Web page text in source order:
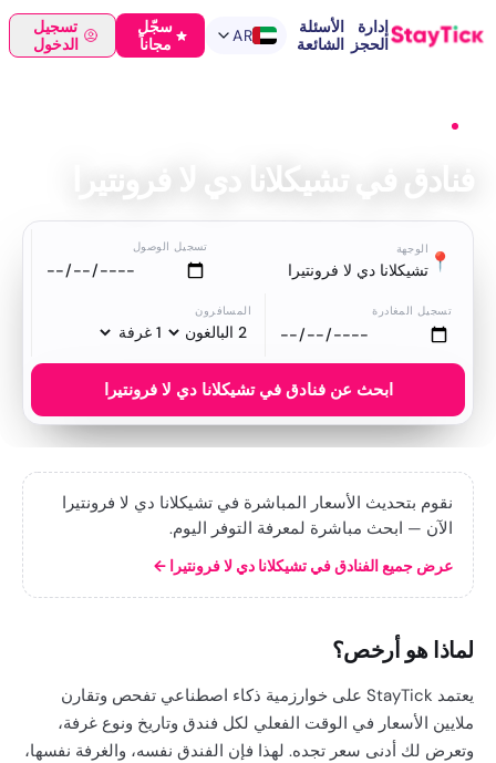
إدارة
الحجز
الأسئلة
الشائعة
AR
سجّل
مجاناً
تسجيل
الدخول
فنادق في تشيكلانا دي لا فرونتيرا
📍 الوجهة
تشيكلانا دي لا فرونتيرا
تسجيل الوصول
تسجيل المغادرة المسافرون
ابحث عن فنادق في تشيكلانا دي لا فرونتيرا
نقوم بتحديث الأسعار المباشرة في تشيكلانا دي لا فرونتيرا
الآن — ابحث مباشرة لمعرفة التوفر اليوم.
عرض جميع الفنادق في تشيكلانا دي لا فرونتيرا ←
لماذا هو أرخص؟
يعتمد StayTick على خوارزمية ذكاء اصطناعي تفحص وتقارن
ملايين الأسعار في الوقت الفعلي لكل فندق وتاريخ ونوع غرفة،
وتعرض لك أدنى سعر تجده. لهذا فإن الفندق نفسه، والغرفة نفسها،